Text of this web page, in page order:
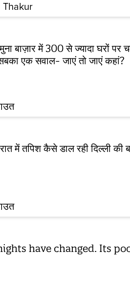
Thakur
बाज़ार में 300 से ज्यादा घरों पर
एक सवाल- जाएं तो जाएं कहां?
में तपिश कैसे डाल रही दिल्ली की
have changed. Its